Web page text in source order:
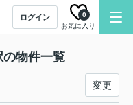
ログイン
お気に入り
0
物件一覧
変更